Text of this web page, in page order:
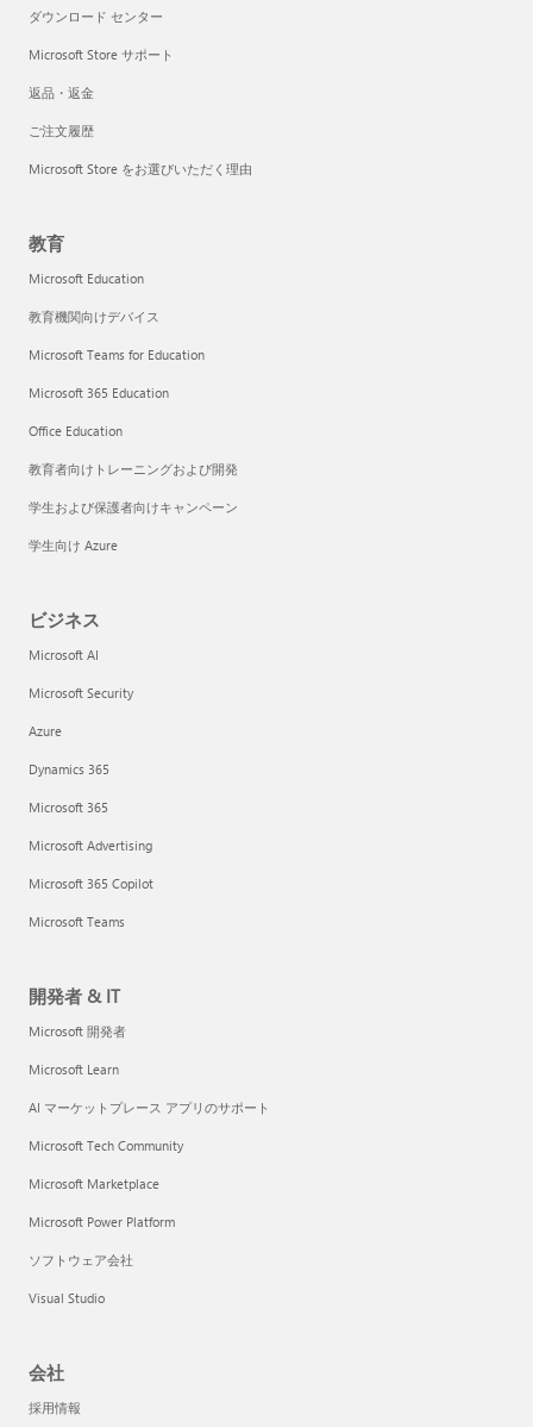
ダウンロード センター
Microsoft Store サポート
返品・返金
ご注文履歴
Microsoft Store をお選びいただく理由
教育
Microsoft Education
教育機関向けデバイス
Microsoft Teams for Education
Microsoft 365 Education
Office Education
教育者向けトレーニングおよび開発
学生および保護者向けキャンペーン
学生向け Azure
ビジネス
Microsoft AI
Microsoft Security
Azure
Dynamics 365
Microsoft 365
Microsoft Advertising
Microsoft 365 Copilot
Microsoft Teams
開発者 & IT
Microsoft 開発者
Microsoft Learn
AI マーケットプレース アプリのサポート
Microsoft Tech Community
Microsoft Marketplace
Microsoft Power Platform
ソフトウェア会社
Visual Studio
会社
採用情報